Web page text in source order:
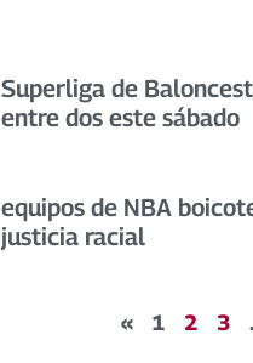
Superliga de
entre dos este sábado
equipos de NBA
justicia racial
« 1 2 3